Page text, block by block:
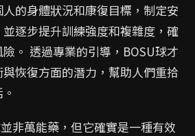
的身體狀況和康復目標，制定安
逐步提升訓練強度和複雜度，確
。 透過專業的引導，BOSU球才
恢復方面的潛力，幫助人們重拾
非萬能藥，但它確實是一種有效